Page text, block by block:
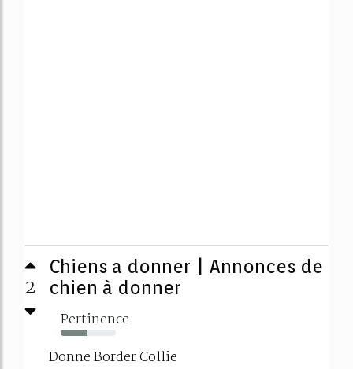
2
Chiens a donner | Annonces de
chien à donner
Pertinence
48%
Donne Border Collie